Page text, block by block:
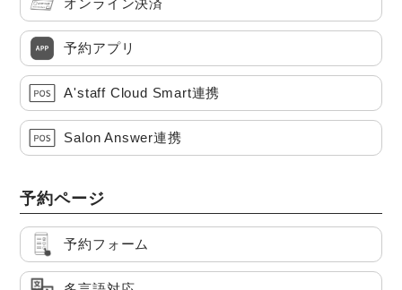
オンライン決済
予約アプリ
A'staff Cloud Smart連携
Salon Answer連携
予約ページ
予約フォーム